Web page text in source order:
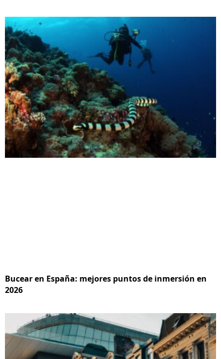
Bucear en España: mejores puntos de inmersión en
2026